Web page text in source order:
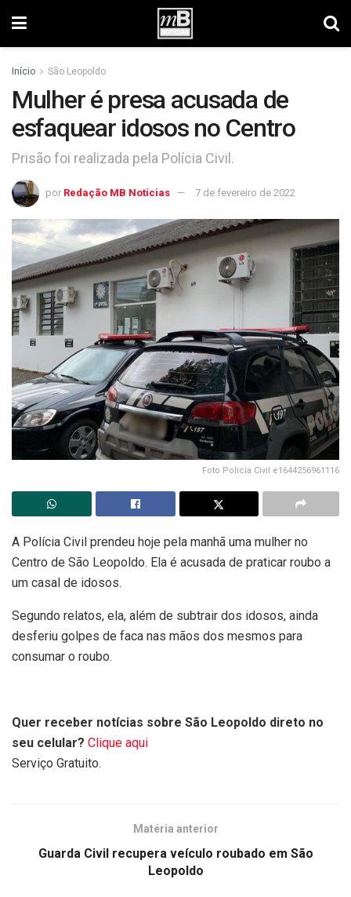
Início São Leopoldo
Mulher é presa acusada de
esfaquear idosos no Centro
Prisão foi realizada pela Polícia Civil.
por Redação MB Notícias 7 de fevereiro de 2022
Foto Policia Civil e1644256961116
A Polícia Civil prendeu hoje pela manhã uma mulher no
Centro de São Leopoldo. Ela é acusada de praticar roubo a
um casal de idosos.
Segundo relatos, ela, além de subtrair dos idosos, ainda
desferiu golpes de faca nas mãos dos mesmos para
consumar o roubo.
Quer receber notícias sobre São Leopoldo direto no
seu celular? Clique aqui
Serviço Gratuito.
Matéria anterior
Guarda Civil recupera veículo roubado em São
Leopoldo